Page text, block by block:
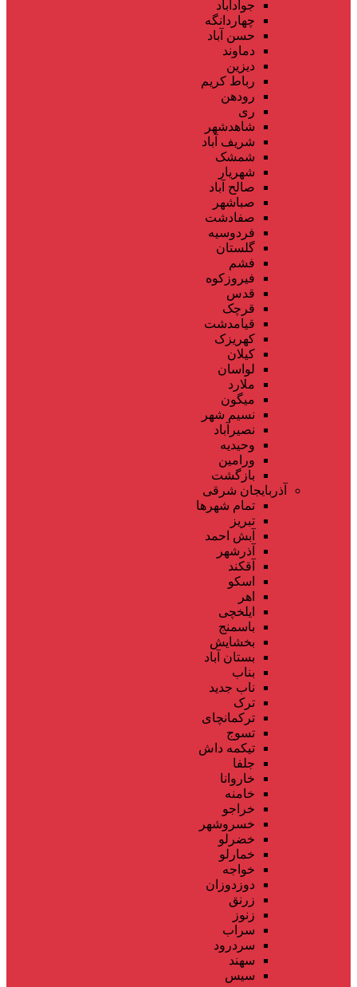
جوادآباد
چهاردانگه
حسن آباد
دماوند
دیزین
رباط کریم
رودهن
ری
شاهدشهر
شریف آباد
شمشک
شهریار
صالح آباد
صباشهر
صفادشت
فردوسیه
گلستان
فشم
فیروزکوه
قدس
قرچک
قیامدشت
کهریزک
کیلان
لواسان
ملارد
میگون
نسیم شهر
نصیرآباد
وحیدیه
ورامین
بازگشت
آذربایجان شرقی
تمام شهر‌ها
تبریز
آبش احمد
آذرشهر
آقکند
اسکو
اهر
ایلخچی
باسمنج
بخشایش
بستان آباد
بناب
ناب جدید
ترک
ترکمانچای
تسوج
تیکمه داش
جلفا
خاروانا
خامنه
خراجو
خسروشهر
خضرلو
خمارلو
خواجه
دوزدوزان
زرنق
زنوز
سراب
سردرود
سهند
سیس